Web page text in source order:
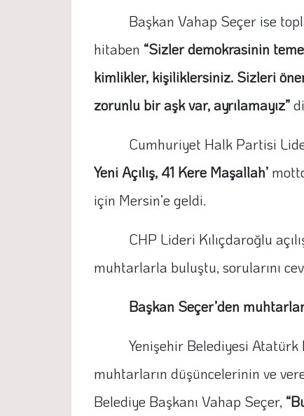
Başkan Vahap Seçer ise
hitaben “Sizler demokrasinin
kimlikler, kişiliklersiniz. Sizleri
zorunlu bir aşk var, ayrılamayız”
Cumhuriyet Halk Partisi
Yeni Açılış, 41 Kere Maşallah’
için Mersin’e geldi.
CHP Lideri Kılıçdaroğlu
muhtarlarla buluştu, sorularını
Başkan Seçer’den
Yenişehir Belediyesi Atatürk
muhtarların düşüncelerinin ve
Belediye Başkanı Vahap Seçer,